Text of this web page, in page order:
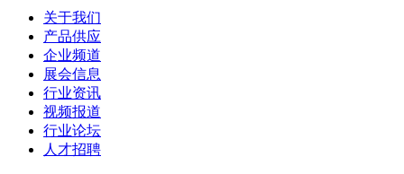
关于我们
产品供应
企业频道
展会信息
行业资讯
视频报道
行业论坛
人才招聘